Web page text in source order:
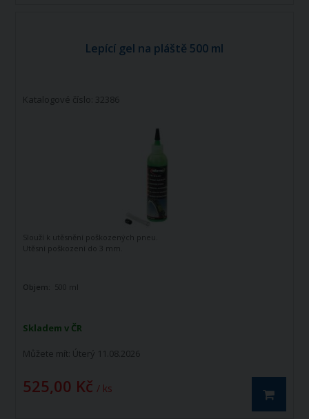
Lepící gel na pláště 500 ml
Katalogové číslo: 32386
Skladem v ČR
Můžete mít: Úterý 11.08.2026
525,00 Kč / ks
Slouží k utěsnění poškozených pneu.
Utěsní poškození do 3 mm.
Objem: 500 ml